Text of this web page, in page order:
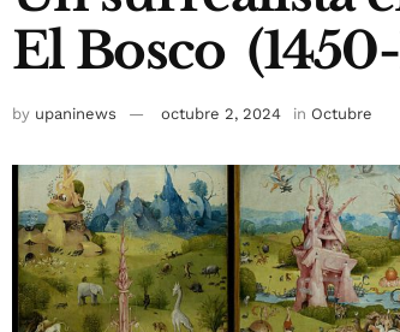
El Bosco (1450-
by upaninews octubre 2, 2024 in Octubre